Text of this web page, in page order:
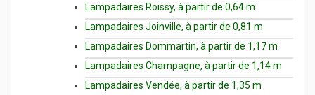
Lampadaires Roissy, à partir de 0,64 m
Lampadaires Joinville, à partir de 0,81 m
Lampadaires Dommartin, à partir de 1,17 m
Lampadaires Champagne, à partir de 1,14 m
Lampadaires Vendée, à partir de 1,35 m